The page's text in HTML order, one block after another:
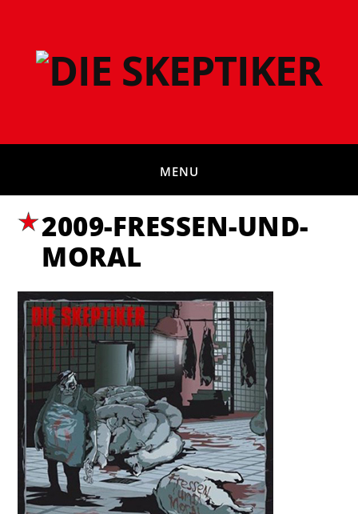
MENU
2009-FRESSEN-UND-
MORAL